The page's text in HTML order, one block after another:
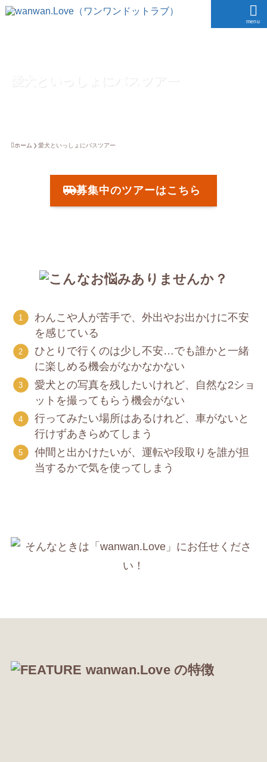
menu
愛犬といっしょにバスツアー
ホーム 愛犬といっしょにバスツアー
募集中のツアーはこちら
わんこや人が苦手で、外出やお出かけに不安
を感じている
ひとりで行くのは少し不安…でも誰かと一緒
に楽しめる機会がなかなかない
愛犬との写真を残したいけれど、自然な2ショ
ットを撮ってもらう機会がない
行ってみたい場所はあるけれど、車がないと
行けずあきらめてしまう
仲間と出かけたいが、運転や段取りを誰が担
当するかで気を使ってしまう